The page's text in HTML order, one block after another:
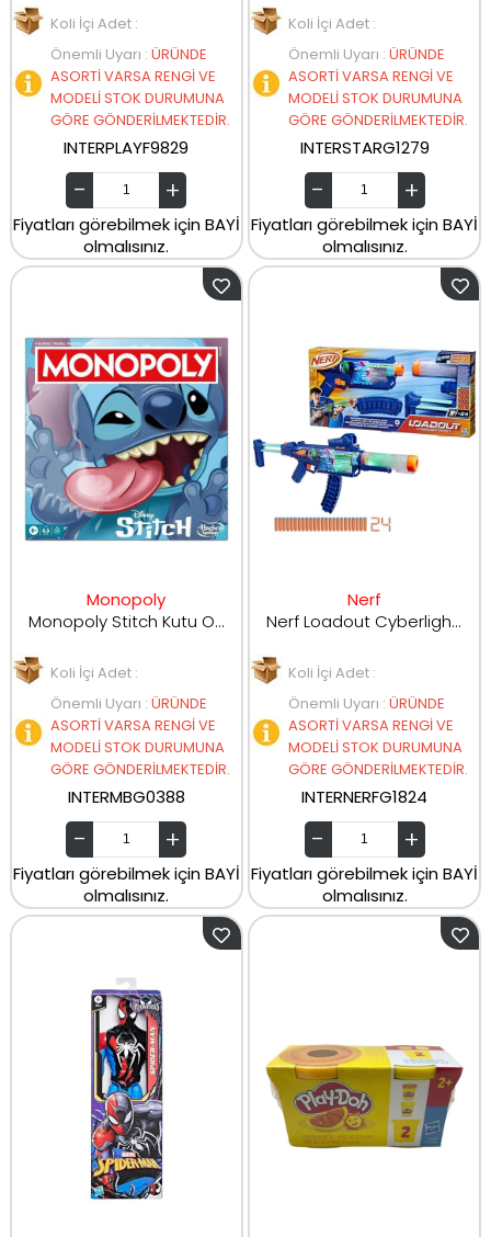
Koli İçi Adet :
Önemli Uyarı : ÜRÜNDE
ASORTİ VARSA RENGİ VE
MODELİ STOK DURUMUNA
GÖRE GÖNDERİLMEKTEDİR.
INTERPLAYF9829
Fiyatları görebilmek için BAYİ
olmalısınız.
Koli İçi Adet :
Önemli Uyarı : ÜRÜNDE
ASORTİ VARSA RENGİ VE
MODELİ STOK DURUMUNA
GÖRE GÖNDERİLMEKTEDİR.
INTERSTARG1279
Fiyatları görebilmek için BAYİ
olmalısınız.
Monopoly
Monopoly Stitch Kutu Oyunu G0388
Koli İçi Adet :
Önemli Uyarı : ÜRÜNDE
ASORTİ VARSA RENGİ VE
MODELİ STOK DURUMUNA
GÖRE GÖNDERİLMEKTEDİR.
INTERMBG0388
Fiyatları görebilmek için BAYİ
olmalısınız.
Nerf
Nerf Loadout Cyberlight Ghost G1824
Koli İçi Adet :
Önemli Uyarı : ÜRÜNDE
ASORTİ VARSA RENGİ VE
MODELİ STOK DURUMUNA
GÖRE GÖNDERİLMEKTEDİR.
INTERNERFG1824
Fiyatları görebilmek için BAYİ
olmalısınız.